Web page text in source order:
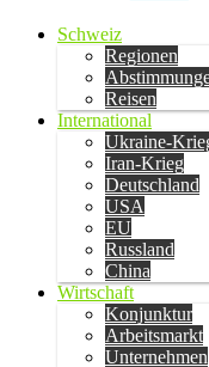
Schweiz
Regionen
Reisen
International
Ukraine-
Iran-Krieg
Deutschland
USA
EU
Russland
China
Wirtschaft
Konjunktur
Arbeitsmarkt
Unternehmen